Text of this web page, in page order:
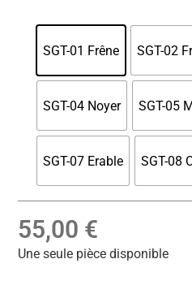
SGT-01 Frêne SGT-02
SGT-04 Noyer SGT-05
SGT-07 Erable SGT-08
55,00 €
Une seule pièce disponible